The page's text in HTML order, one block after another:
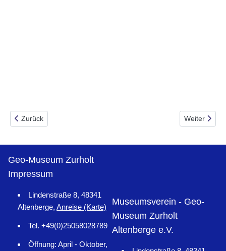
Vorheriger Beitrag: Regionales Gesteinsvorkommen
Zurück Nächster
Weiter
Geo-Museum Zurholt
Impressum
Lindenstraße 8, 48341
Altenberge,Anreise (Karte)
Tel. +49(0)25058028789
Öffnung: April - Oktober,
Museumsverein - Geo-
Museum Zurholt
Altenberge e.V.